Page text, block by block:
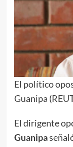
El político
Guanipa
El dirigente
Guanipa